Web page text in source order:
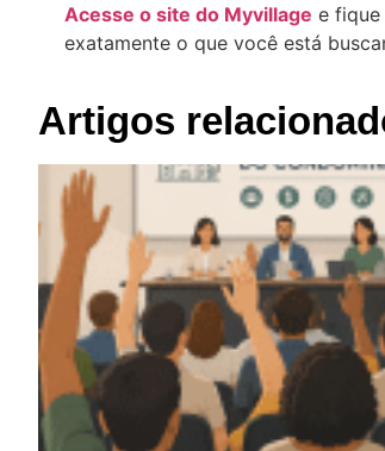
Acesse o site do Myvillage e
exatamente o que você está
Artigos